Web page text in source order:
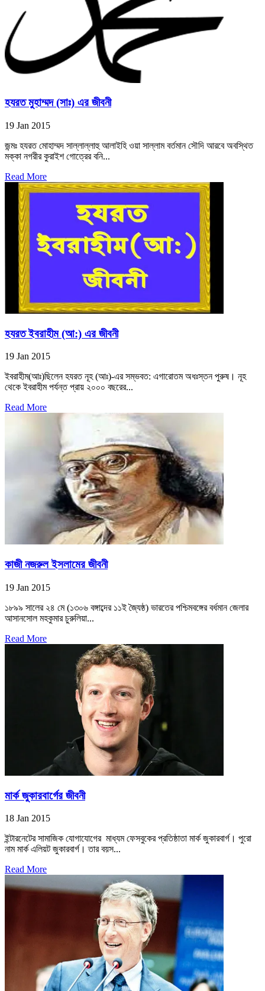
হযরত মুহাম্মদ (সাঃ) এর জীবনী
19 Jan 2015
জন্মঃ হযরত মোহাম্মদ সাল্লাল্লাহু আলাইহি ওয়া সাল্লাম বর্তমান সৌদি আরবে অবস্থিত
মক্কা নগরীর কুরাইশ গোত্রের বনি...
Read More
হযরত ইবরাহীম (আ:) এর জীবনী
19 Jan 2015
ইবরাহীম(আঃ)ছিলেন হযরত নূহ (আঃ)-এর সম্ভবত: এগারোতম অধঃস্তন পুরুষ। নূহ
থেকে ইবরাহীম পর্যন্ত প্রায় ২০০০ বছরের...
Read More
কাজী নজরুল ইসলামের জীবনী
19 Jan 2015
১৮৯৯ সালের ২৪ মে (১৩০৬ বঙ্গাব্দের ১১ই জ্যৈষ্ঠ) ভারতের পশ্চিমবঙ্গের বর্ধমান জেলার
আসানসোল মহকুমার চুরুলিয়া...
Read More
মার্ক জুকারবার্গের জীবনী
18 Jan 2015
ইন্টারনেটের সামাজিক যোগাযোগের মাধ্যম ফেসবুকের প্রতিষ্ঠাতা মার্ক জুকারবার্গ। পুরো
নাম মার্ক এলিয়ট জুকারবার্গ। তার বয়স...
Read More